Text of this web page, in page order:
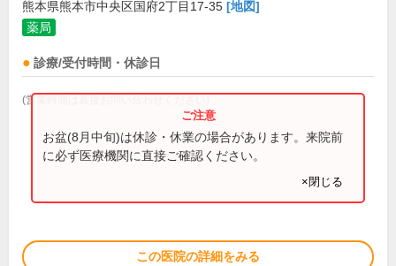
熊本県熊本市中央区国府2丁目17-35 [地図]
薬局
診療/受付時間・休診日
(営業時間は直接お問い合わせください)
お盆(8月中旬)は休診・休業の場合があります。来院前
に必ず医療機関に直接ご確認ください。
×閉じる
この医院の詳細をみる